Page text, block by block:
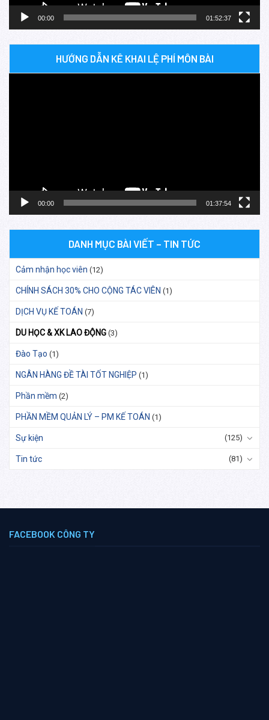
00:00 01:52:37
HƯỚNG DẪN KÊ KHAI LỆ PHÍ MÔN BÀI
00:00 01:37:54
DANH MỤC BÀI VIẾT – TIN TỨC
Cảm nhận học viên (12)
CHÍNH SÁCH 30% CHO CỘNG TÁC VIÊN (1)
DỊCH VỤ KẾ TOÁN (7)
DU HỌC & XK LAO ĐỘNG (3)
Đào Tạo (1)
NGÂN HÀNG ĐỀ TÀI TỐT NGHIỆP (1)
Phần mềm (2)
PHẦN MỀM QUẢN LÝ – PM KẾ TOÁN (1)
Sự kiện (125)
Tin tức (81)
FACEBOOK CÔNG TY